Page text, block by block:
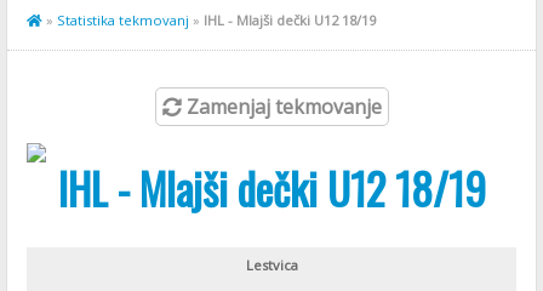
» Statistika tekmovanj » IHL - Mlajši dečki U12 18/19
Zamenjaj tekmovanje
IHL - Mlajši dečki U12 18/19
Lestvica